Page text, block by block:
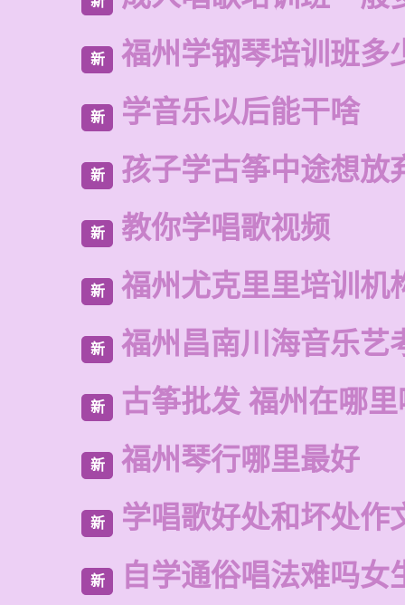
新 福州学钢琴培训班多
新 学音乐以后能干啥
新 孩子学古筝中途想放
新 教你学唱歌视频
新 福州尤克里里培训机
新 福州昌南川海音乐艺
新 古筝批发 福州在哪
新 福州琴行哪里最好
新 学唱歌好处和坏处作
新 自学通俗唱法难吗女